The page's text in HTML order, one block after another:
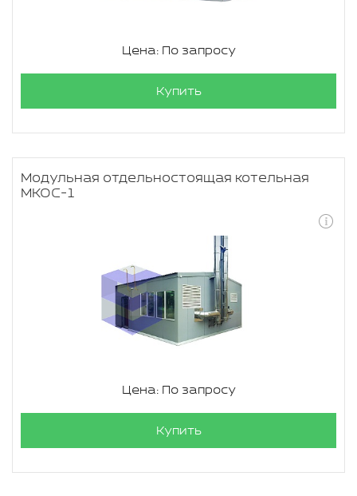
Цена: По запросу
Купить
Модульная отдельностоящая котельная
МКОС-1
Цена: По запросу
Купить